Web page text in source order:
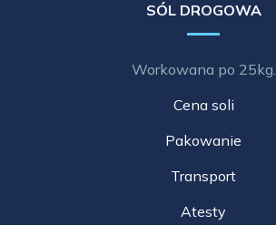
SÓL DROGOWA
Workowana po 25kg.
Cena soli
Pakowanie
Transport
Atesty